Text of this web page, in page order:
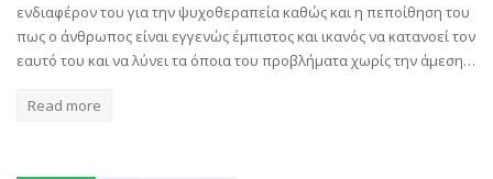
ενδιαφέρον του για την ψυχοθεραπεία καθώς και η πεποίθηση του
πως ο άνθρωπος είναι εγγενώς έμπιστος και ικανός να κατανοεί τον
εαυτό του και να λύνει τα όποια του προβλήματα χωρίς την άμεση…
Read more